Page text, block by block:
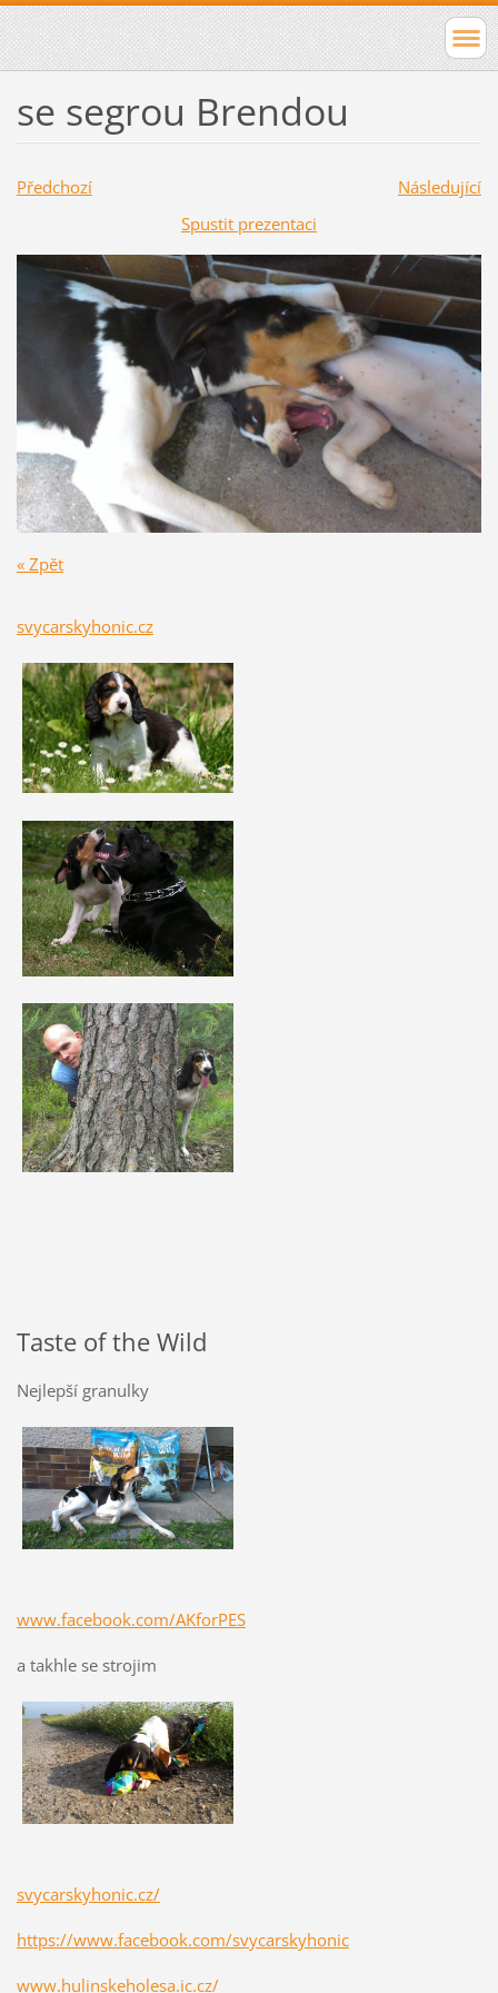
se segrou Brendou
Předchozí
Následující
Spustit prezentaci
« Zpět
svycarskyhonic.cz
Taste of the Wild
Nejlepší granulky
www.facebook.com/AKforPES
a takhle se strojim
svycarskyhonic.cz/
https://www.facebook.com/svycarskyhonic
www.hulinskeholesa.ic.cz/